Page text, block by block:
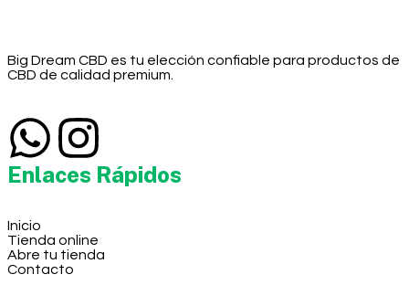
Big Dream CBD es tu elección confiable para productos de
CBD de calidad premium.
Enlaces Rápidos
Inicio
Tienda online
Abre tu tienda
Contacto